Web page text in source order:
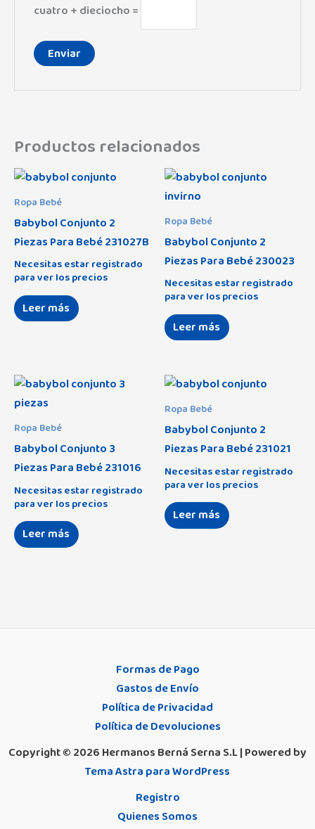
cuatro + dieciocho =
Productos relacionados
Ropa Bebé
Babybol Conjunto 2
Piezas Para Bebé 231027B
Necesitas estar registrado
para ver los precios
Leer más
Ropa Bebé
Babybol Conjunto 2
Piezas Para Bebé 230023
Necesitas estar registrado
para ver los precios
Leer más
Ropa Bebé
Babybol Conjunto 3
Piezas Para Bebé 231016
Necesitas estar registrado
para ver los precios
Leer más
Ropa Bebé
Babybol Conjunto 2
Piezas Para Bebé 231021
Necesitas estar registrado
para ver los precios
Leer más
Formas de Pago
Gastos de Envío
Política de Privacidad
Política de Devoluciones
Copyright © 2026 Hermanos Berná Serna S.L | Powered by
Tema Astra para WordPress
Registro
Quienes Somos